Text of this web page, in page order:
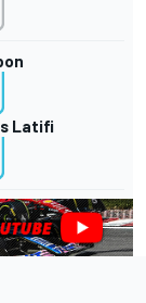
Latifi